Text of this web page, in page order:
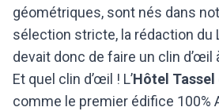
géométriques, sont nés dans
sélection stricte, la rédaction du
devait donc de faire un clin d’œil
Et quel clin d’œil ! L’Hôtel Tassel
comme le premier édifice 100%